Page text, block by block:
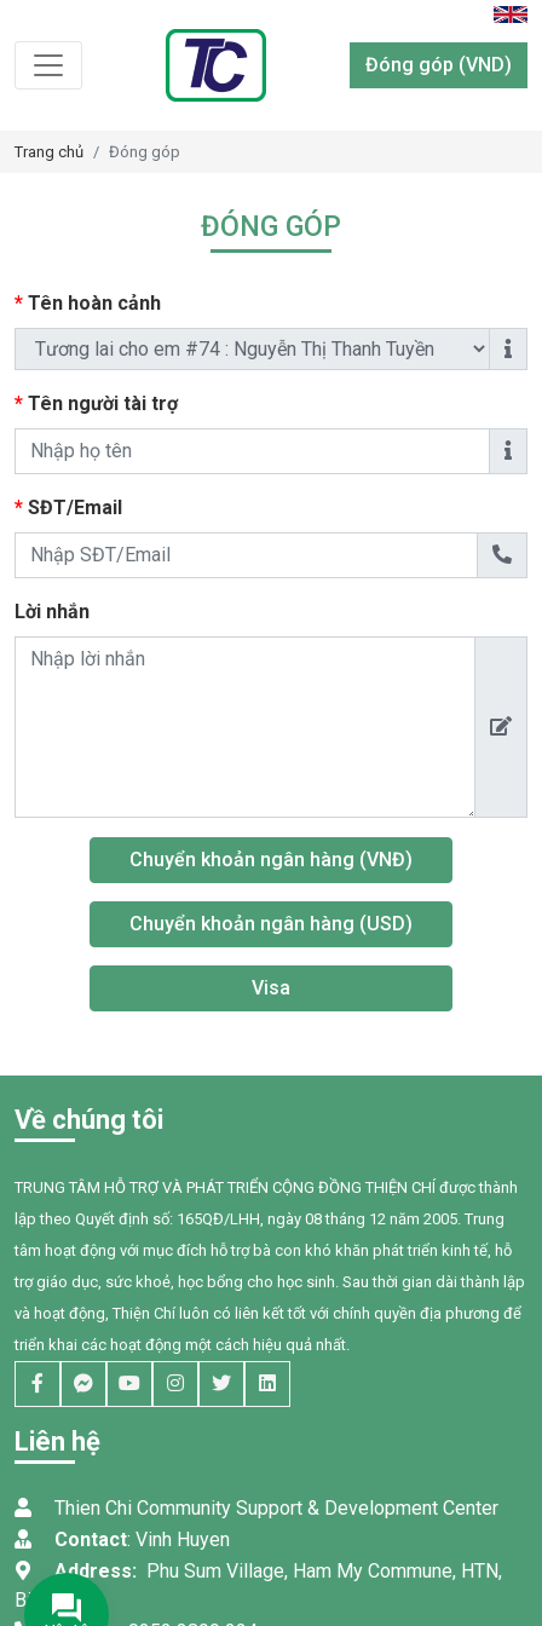
Đóng góp (VND)
Trang chủ Đóng góp
ĐÓNG GÓP
* Tên hoàn cảnh
* Tên người tài trợ
* SĐT/Email
Lời nhắn
Chuyển khoản ngân hàng (VNĐ)
Chuyển khoản ngân hàng (USD)
Visa
Về chúng tôi
TRUNG TÂM HỖ TRỢ VÀ PHÁT TRIỂN CỘNG ĐỒNG THIỆN CHÍ được thành
lập theo Quyết định số: 165QĐ/LHH, ngày 08 tháng 12 năm 2005. Trung
tâm hoạt động với mục đích hỗ trợ bà con khó khăn phát triển kinh tế, hỗ
trợ giáo dục, sức khoẻ, học bổng cho học sinh. Sau thời gian dài thành lập
và hoạt động, Thiện Chí luôn có liên kết tốt với chính quyền địa phương để
triển khai các hoạt động một cách hiệu quả nhất.
Liên hệ
Thien Chi Community Support & Development Center
Contact: Vinh Huyen
Address: Phu Sum Village, Ham My Commune, HTN,
Binh Thuan